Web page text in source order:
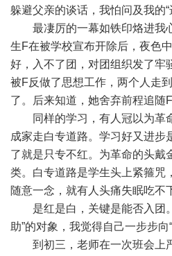
躲避父亲的谈话，我怕问及我的“
最凄厉的一幕如铁印烙进我
生F在被学校宣布开除后，夜色
好，入不了团，对团组织发了牢
被F反做了思想工作，两个人走
了。后来知道，她舍弃前程追随F
同样的学习，有人冠以为革
成家走白专道路。学习好又进步
了就是只专不红。为革命的头戴
类。白专道路是学生头上紧箍咒
随意一念，就有人头痛失眠吃不
是红是白，关键是能否入团
助”的对象，我觉得自己一步步向
到初三，老师在一次班会上